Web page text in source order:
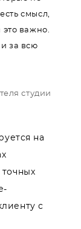
смысл,
важно.
за всю
студии
на
с